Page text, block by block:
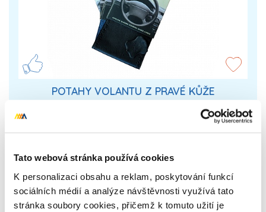
Tato webová stránka používá cookies
K personalizaci obsahu a reklam, poskytování funkcí
sociálních médií a analýze návštěvnosti využívá tato
stránka soubory cookies, přičemž k tomuto užití je
POTAHY VOLANTU Z PRAVÉ KŮŽE
Potahy volantu z pravé kůže jsou velmi příjemné na
999 Kč Zobrazit více